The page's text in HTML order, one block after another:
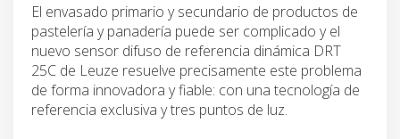
El envasado primario y secundario de productos de
pastelería y panadería puede ser complicado y el
nuevo sensor difuso de referencia dinámica DRT
25C de Leuze resuelve precisamente este problema
de forma innovadora y fiable: con una tecnología de
referencia exclusiva y tres puntos de luz.